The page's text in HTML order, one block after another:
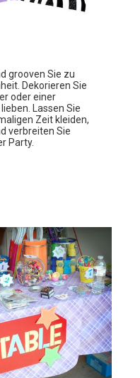
grooven Sie zu
Dekorieren Sie
oder einer
Lassen Sie
Zeit kleiden,
verbreiten Sie
Party.